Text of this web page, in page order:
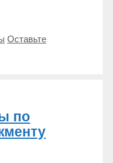
Оставьте
по